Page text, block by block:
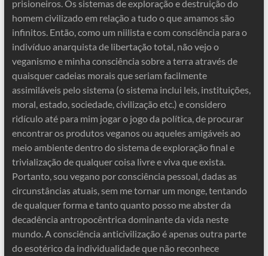
prisioneiros. Os sistemas de exploração e destruição do
homem civilizado em relação a tudo o que amamos são
infinitos. Então, como um niilista e com consciência para o
indivíduo anarquista de libertação total, não vejo o
veganismo e minha consciência sobre a terra através de
quaisquer cadeias morais que seriam facilmente
assimiláveis ​​pelo sistema (o sistema inclui leis, instituições,
moral, estado, sociedade, civilização etc.) e considero
ridículo até para mim jogar o jogo da política, de procurar
encontrar os produtos veganos ou aqueles amigáveis ​​ao
meio ambiente dentro do sistema de exploração final e
trivialização de qualquer coisa livre e viva que exista.
Portanto, sou vegano por consciência pessoal, dadas as
circunstâncias atuais, sem me tornar um monge, tentando
de qualquer forma e tanto quanto posso me abster da
decadência antropocêntrica dominante da vida neste
mundo. A consciência anticivilização é apenas outra parte
do esotérico da individualidade que não reconhece